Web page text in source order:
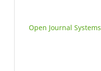
Open Journal Systems